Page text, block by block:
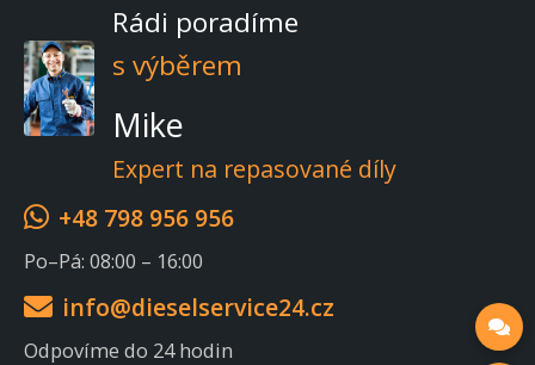
Rádi poradíme
s výběrem
Mike
Expert na repasované díly
+48 798 956 956
Po–Pá: 08:00 – 16:00
info@dieselservice24.cz
Odpovíme do 24 hodin